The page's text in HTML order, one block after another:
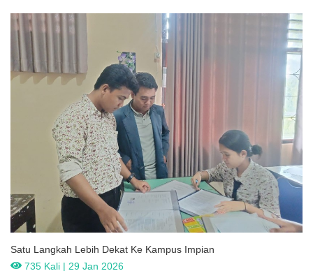
Satu Langkah Lebih Dekat Ke Kampus Impian
735 Kali | 29 Jan 2026